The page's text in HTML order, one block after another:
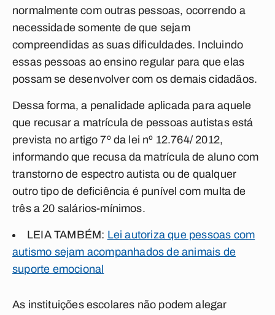
normalmente com outras pessoas, ocorrendo a
necessidade somente de que sejam
compreendidas as suas dificuldades. Incluindo
essas pessoas ao ensino regular para que elas
possam se desenvolver com os demais cidadãos.
Dessa forma, a penalidade aplicada para aquele
que recusar a matrícula de pessoas autistas está
prevista no artigo 7º da lei nº 12.764/ 2012,
informando que recusa da matrícula de aluno com
transtorno de espectro autista ou de qualquer
outro tipo de deficiência é punível com multa de
três a 20 salários-mínimos.
LEIA TAMBÉM: Lei autoriza que pessoas com
autismo sejam acompanhados de animais de
suporte emocional
As instituições escolares não podem alegar